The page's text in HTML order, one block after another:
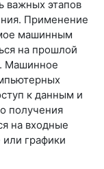
важных этапов
Применение
машинным
на прошлой
Машинное
к данным и
получения
на входные
графики